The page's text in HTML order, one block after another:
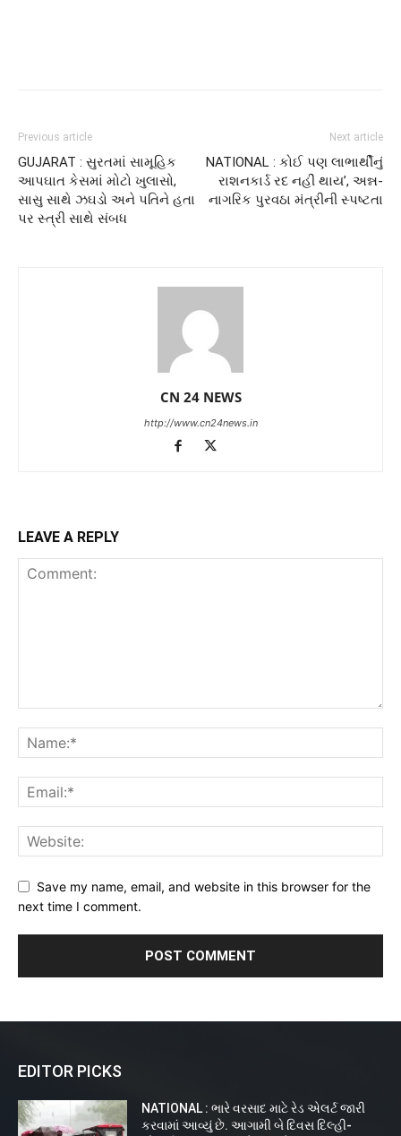
Previous article
GUJARAT : સુરતમાં સામૂહિક
આપઘાત કેસમાં મોટો ખુલાસો,
સાસુ સાથે ઝઘડો અને પતિને હતા
પર સ્ત્રી સાથે સંબધ
Next article
NATIONAL : કોઈ પણ લાભાર્થીનું
રાશનકાર્ડ રદ નહીં થાય’, અન્ન-
નાગરિક પુરવઠા મંત્રીની સ્પષ્ટતા
CN 24 NEWS
http://www.cn24news.in
LEAVE A REPLY
Save my name, email, and website in this browser for the
next time I comment.
EDITOR PICKS
NATIONAL : ભારે વરસાદ માટે રેડ એલર્ટ જારી
કરવામાં આવ્યું છે. આગામી બે દિવસ દિલ્હી-